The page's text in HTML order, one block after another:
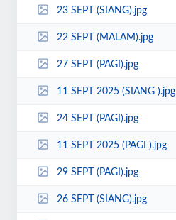
23 SEPT (SIANG).jpg
22 SEPT (MALAM).jpg
27 SEPT (PAGI).jpg
11 SEPT 2025 (SIANG ).jpg
24 SEPT (PAGI).jpg
11 SEPT 2025 (PAGI ).jpg
29 SEPT (PAGI).jpg
26 SEPT (SIANG).jpg